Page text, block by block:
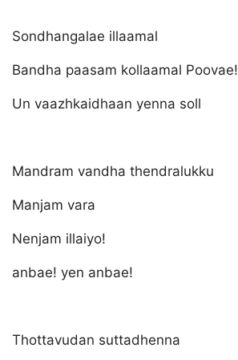
Sondhangalae illaamal
Bandha paasam kollaamal Poovae!
Un vaazhkaidhaan yenna soll
Mandram vandha thendralukku
Manjam vara
Nenjam illaiyo!
anbae! yen anbae!
Thottavudan suttadhenna